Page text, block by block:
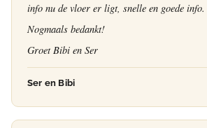
info nu de vloer er ligt, snelle en goede info.
Nogmaals bedankt!
Groet Bibi en Ser
Ser en Bibi